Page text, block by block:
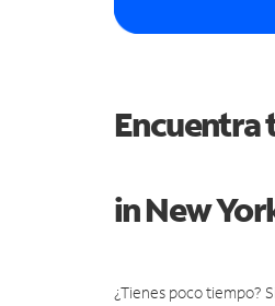
Encuentra
in New
¿Tienes poco tiempo?